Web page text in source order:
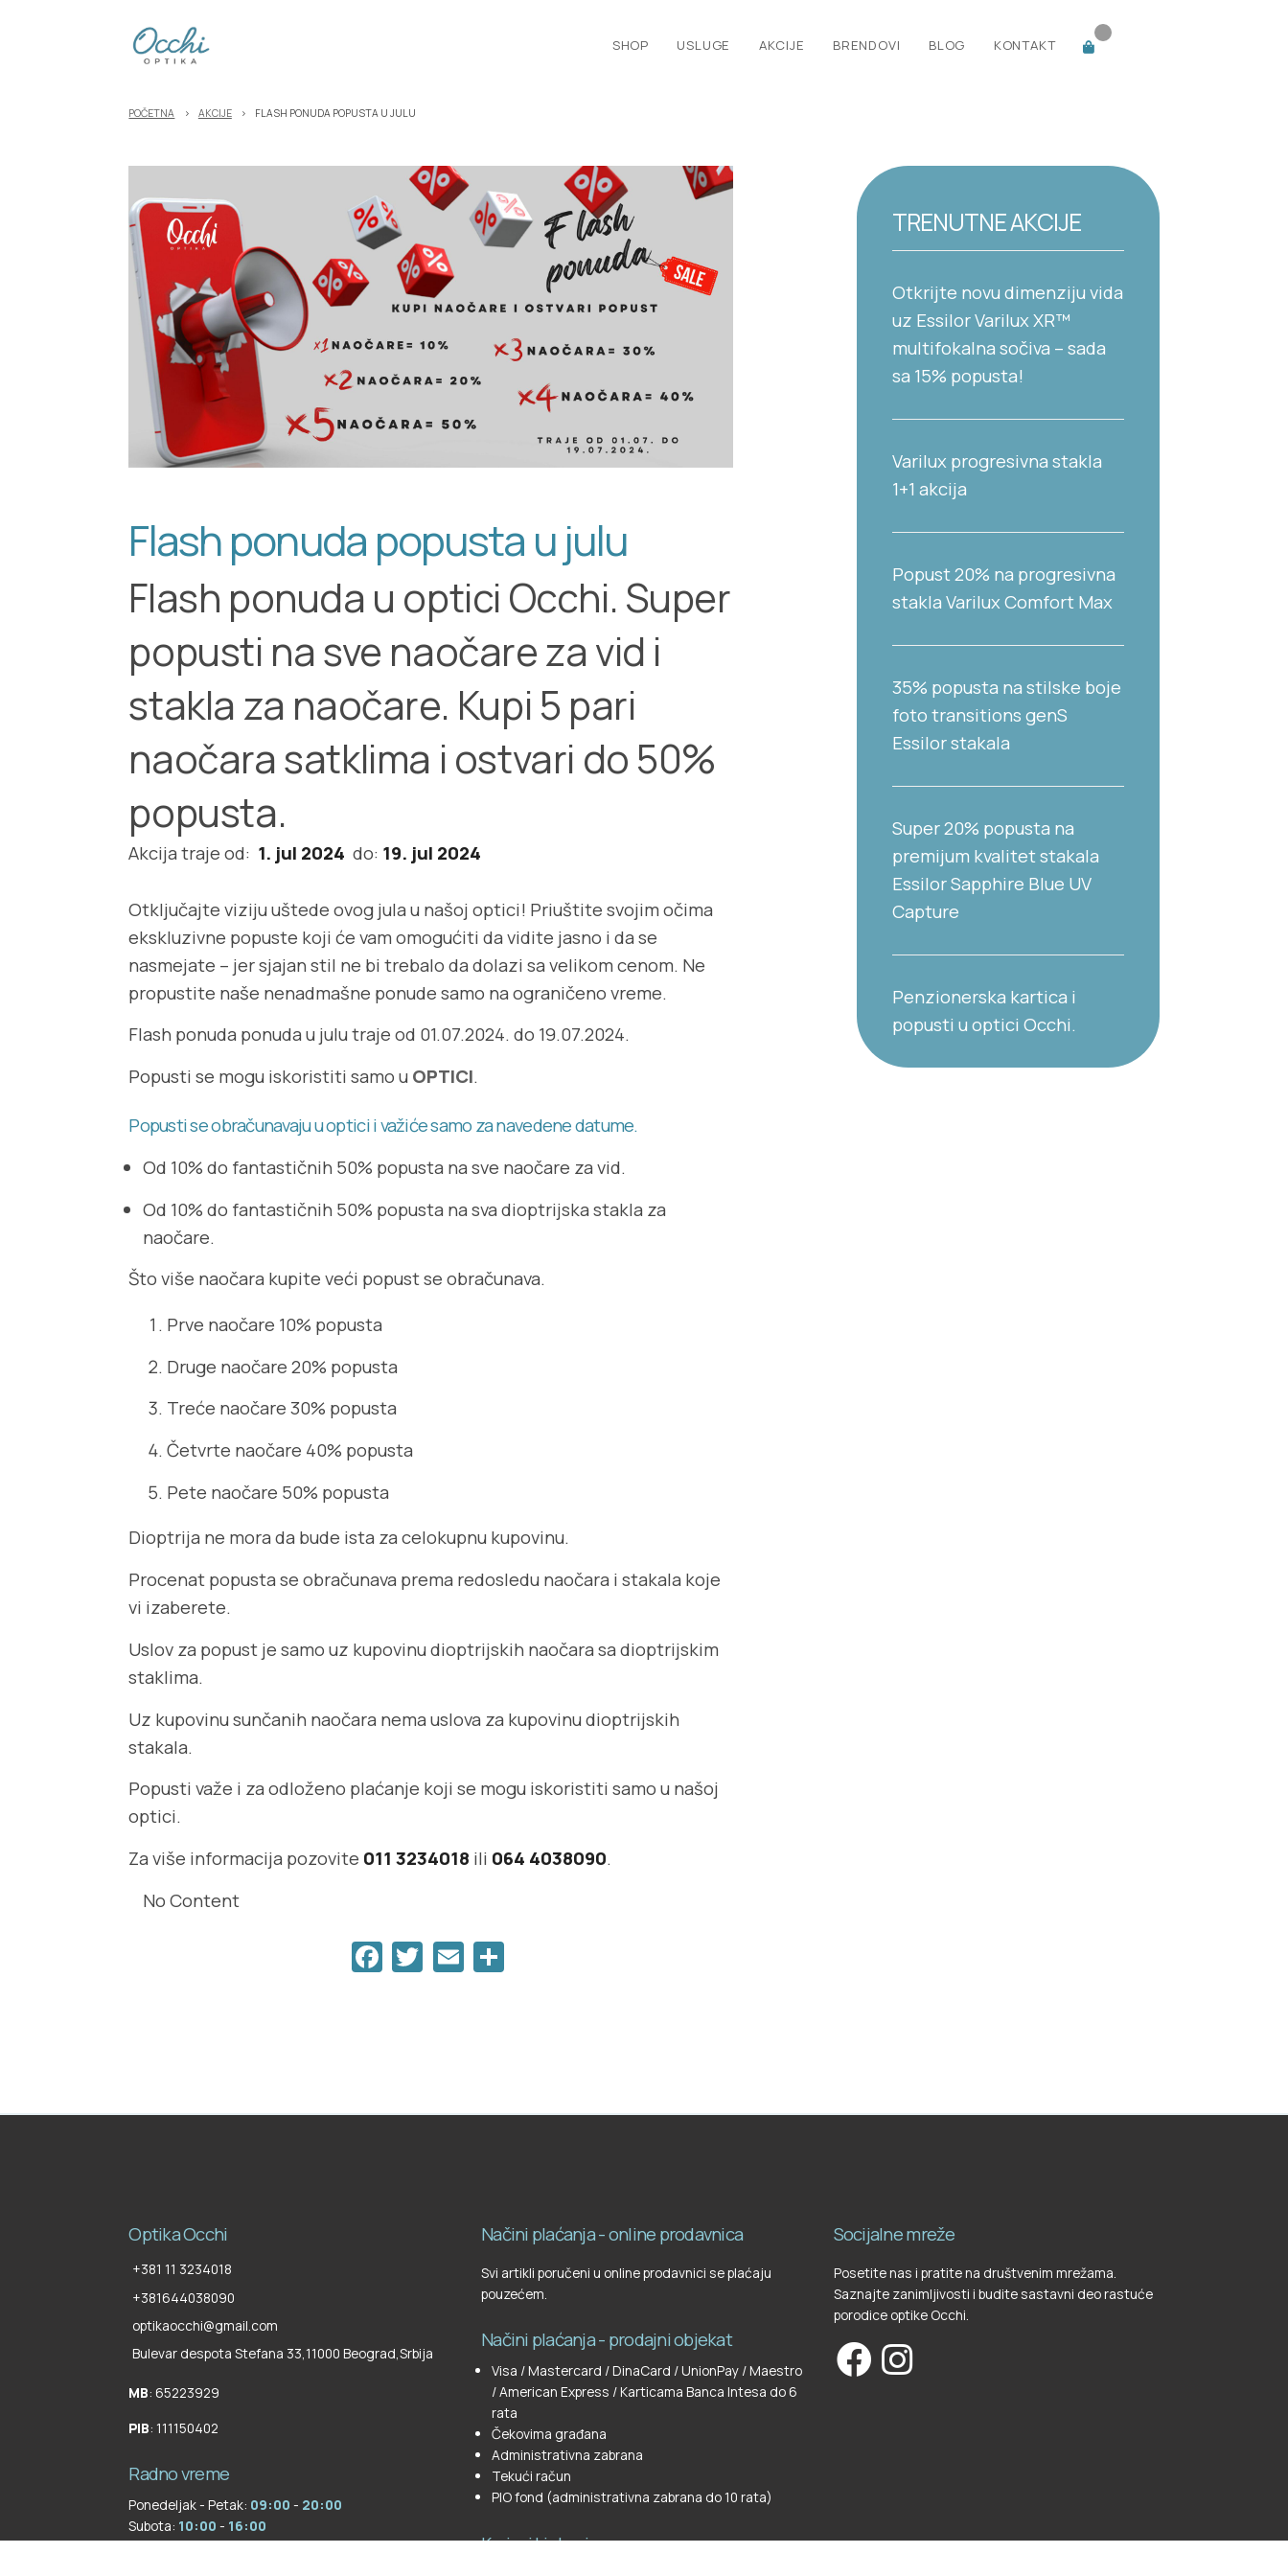
SHOP USLUGE AKCIJE BRENDOVI BLOG KONTAKT
POČETNA › AKCIJE › FLASH PONUDA POPUSTA U JULU
Flash ponuda popusta u julu
Flash ponuda u optici Occhi. Super
popusti na sve naočare za vid i
stakla za naočare. Kupi 5 pari
naočara satklima i ostvari do 50%
popusta.
Akcija traje od: 1. jul 2024 do: 19. jul 2024
Otključajte viziju uštede ovog jula u našoj optici! Priuštite svojim očima
ekskluzivne popuste koji će vam omogućiti da vidite jasno i da se
nasmejate – jer sjajan stil ne bi trebalo da dolazi sa velikom cenom. Ne
propustite naše nenadmašne ponude samo na ograničeno vreme.
Flash ponuda ponuda u julu traje od 01.07.2024. do 19.07.2024.
Popusti se mogu iskoristiti samo u OPTICI.
Popusti se obračunavaju u optici i važiće samo za navedene datume.
Od 10% do fantastičnih 50% popusta na sve naočare za vid.
Od 10% do fantastičnih 50% popusta na sva dioptrijska stakla za
naočare.
Što više naočara kupite veći popust se obračunava.
Prve naočare 10% popusta
Druge naočare 20% popusta
Treće naočare 30% popusta
Četvrte naočare 40% popusta
Pete naočare 50% popusta
Dioptrija ne mora da bude ista za celokupnu kupovinu.
Procenat popusta se obračunava prema redosledu naočara i stakala koje
vi izaberete.
Uslov za popust je samo uz kupovinu dioptrijskih naočara sa dioptrijskim
staklima.
Uz kupovinu sunčanih naočara nema uslova za kupovinu dioptrijskih
stakala.
Popusti važe i za odloženo plaćanje koji se mogu iskoristiti samo u našoj
optici.
Za više informacija pozovite 011 3234018 ili 064 4038090.
No Content
Facebook
TwitterEmail
TRENUTNE AKCIJE
Otkrijte novu dimenziju vida
uz Essilor Varilux XR™
multifokalna sočiva – sada
sa 15% popusta!
Varilux progresivna stakla
1+1 akcija
Popust 20% na progresivna
stakla Varilux Comfort Max
35% popusta na stilske boje
foto transitions genS
Essilor stakala
Super 20% popusta na
premijum kvalitet stakala
Essilor Sapphire Blue UV
Capture
Penzionerska kartica i
popusti u optici Occhi.
Optika Occhi
+381 11 3234018
+381644038090
optikaocchi@gmail.com
Bulevar despota Stefana 33,11000 Beograd,Srbija
MB: 65223929
PIB: 111150402
Radno vreme
Ponedeljak - Petak: 09:00 - 20:00
Subota: 10:00 - 16:00
Nedelja:Zatvoreno
Načini plaćanja - online prodavnica
Svi artikli poručeni u online prodavnici se plaćaju
pouzećem.
Načini plaćanja - prodajni objekat
Visa / Mastercard / DinaCard / UnionPay / Maestro
/ American Express / Karticama Banca Intesa do 6
rata
Čekovima građana
Administrativna zabrana
Tekući račun
PIO fond (administrativna zabrana do 10 rata)
Korisni Linkovi
Socijalne mreže
Posetite nas i pratite na društvenim mrežama.
Saznajte zanimljivosti i budite sastavni deo rastuće
porodice optike Occhi.